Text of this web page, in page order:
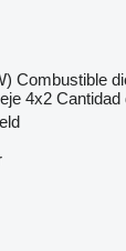
Combustible
4x2 Cantidad